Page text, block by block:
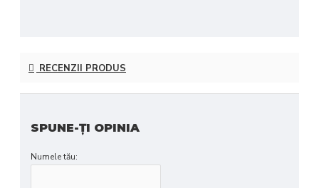
RECENZII PRODUS
SPUNE-ŢI OPINIA
Numele tău: